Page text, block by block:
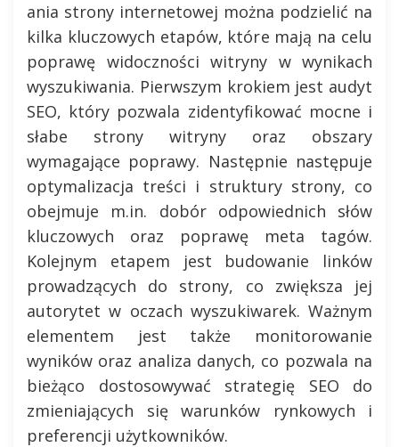
ania strony internetowej można podzielić na
kilka kluczowych etapów, które mają na celu
poprawę widoczności witryny w wynikach
wyszukiwania. Pierwszym krokiem jest audyt
SEO, który pozwala zidentyfikować mocne i
słabe strony witryny oraz obszary
wymagające poprawy. Następnie następuje
optymalizacja treści i struktury strony, co
obejmuje m.in. dobór odpowiednich słów
kluczowych oraz poprawę meta tagów.
Kolejnym etapem jest budowanie linków
prowadzących do strony, co zwiększa jej
autorytet w oczach wyszukiwarek. Ważnym
elementem jest także monitorowanie
wyników oraz analiza danych, co pozwala na
bieżąco dostosowywać strategię SEO do
zmieniających się warunków rynkowych i
preferencji użytkowników.